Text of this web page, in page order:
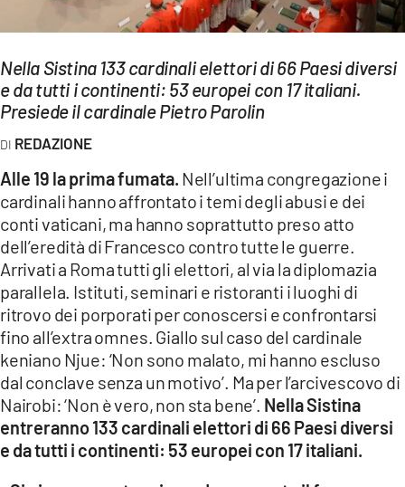
Streaming
LAC TV
LAC NETWORK
LAC ONAIR
LaC
Network
LACPLAY.IT
LACTV.IT
LACONAIR.IT
LACITYMAG.IT
ILREGGINO.IT
COSENZACHANNEL.IT
Nella Sistina 133 cardinali elettori di 66 Paesi diversi
e da tutti i continenti: 53 europei con 17 italiani.
Presiede il cardinale Pietro Parolin
REDAZIONE
Alle 19 la prima fumata. Nell’ultima congregazione i
cardinali hanno affrontato i temi degli abusi e dei
conti vaticani, ma hanno soprattutto preso atto
dell’eredità di Francesco contro tutte le guerre.
Arrivati a Roma tutti gli elettori, al via la diplomazia
parallela. Istituti, seminari e ristoranti i luoghi di
ritrovo dei porporati per conoscersi e confrontarsi
fino all’extra omnes. Giallo sul caso del cardinale
keniano Njue: ‘Non sono malato, mi hanno escluso
dal conclave senza un motivo’. Ma per l’arcivescovo di
Nairobi: ‘Non è vero, non sta bene’. Nella Sistina
entreranno 133 cardinali elettori di 66 Paesi diversi
e da tutti i continenti: 53 europei con 17 italiani.